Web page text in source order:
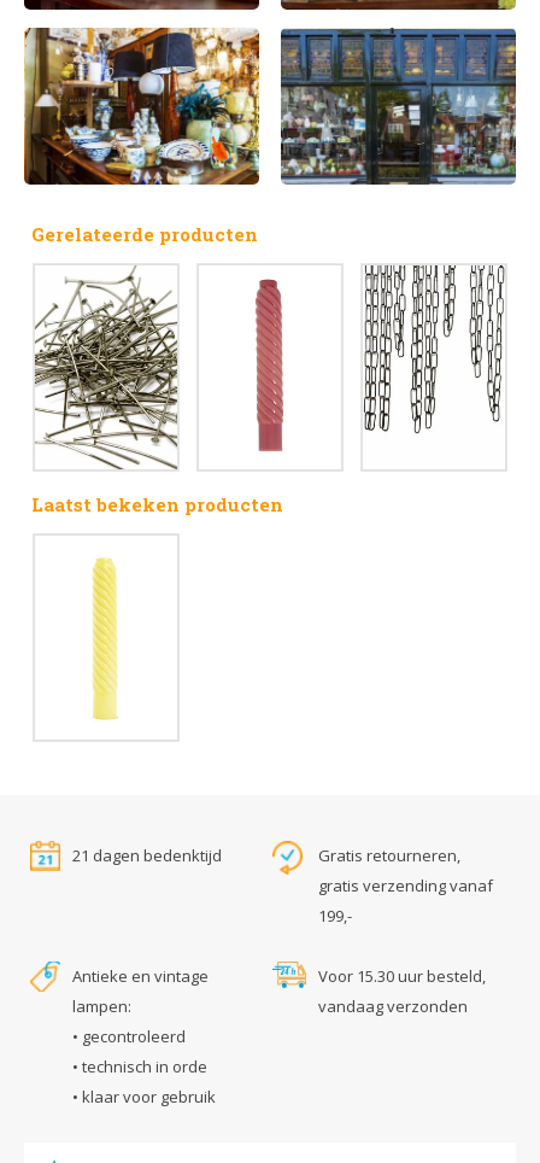
Gerelateerde producten
Laatst bekeken producten
21 dagen bedenktijd
Gratis retourneren,
gratis verzending vanaf
199,-
Antieke en vintage
lampen:
• gecontroleerd
• technisch in orde
• klaar voor gebruik
Voor 15.30 uur besteld,
vandaag verzonden